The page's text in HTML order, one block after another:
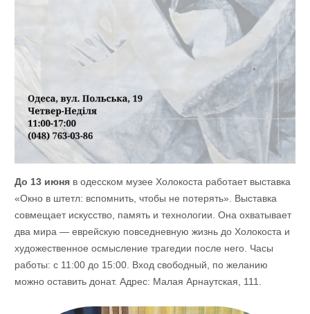
До 13 июняв одесском музее Холокоста работает выставка
«Окно в штетл: вспомнить, чтобы не потерять». Выставка
совмещает искусство, память и технологии. Она охватывает
два мира — еврейскую повседневную жизнь до Холокоста и
художественное осмысление трагедии после него. Часы
работы: с 11:00 до 15:00. Вход свободный, по желанию
можно оставить донат. Адрес: Малая Арнаутская, 111.